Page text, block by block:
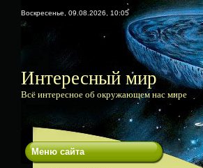
Воскресенье, 09.08.2026, 10:05
Интересный мир
Всё интересное об окружающем нас мире
Меню сайта